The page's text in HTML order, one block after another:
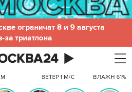
ограничат 8 и 9 августа
за триатлона
ВЕТЕР 1 М/С ВЛАЖН 61%